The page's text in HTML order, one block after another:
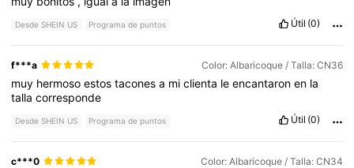
Desde SHEIN US Programa de puntos Útil (0)
f***a Color: Albaricoque / Talla: CN36
muy hermosoestostaconesa miclienta leencantaronen la
tallacorresponde
Desde SHEIN US Programa de puntos Útil (0)
c***0 Color: Albaricoque / Talla: CN34